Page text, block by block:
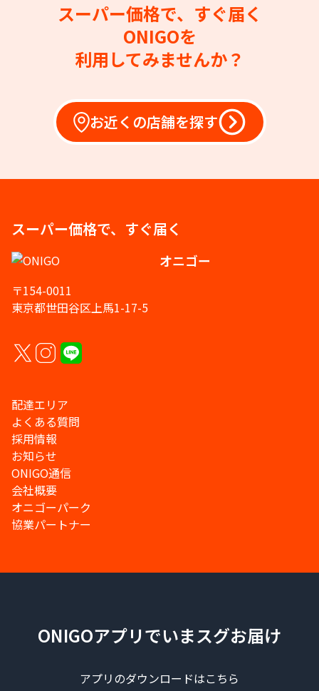
スーパー価格で、すぐ届く
ONIGOを
利用してみませんか？
お近くの店舗を探す
スーパー価格で、すぐ届く
オニゴー
〒154-0011
東京都世田谷区上馬1-17-5
配達エリア
よくある質問
採用情報
お知らせ
ONIGO通信
会社概要
オニゴーパーク
協業パートナー
ONIGOアプリでいまスグお届け
アプリのダウンロードはこちら